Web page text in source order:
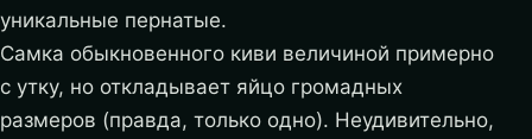
уникальные пернатые.
Самка обыкновенного киви величиной примерно
с утку, но откладывает яйцо громадных
размеров (правда, только одно). Неудивительно,